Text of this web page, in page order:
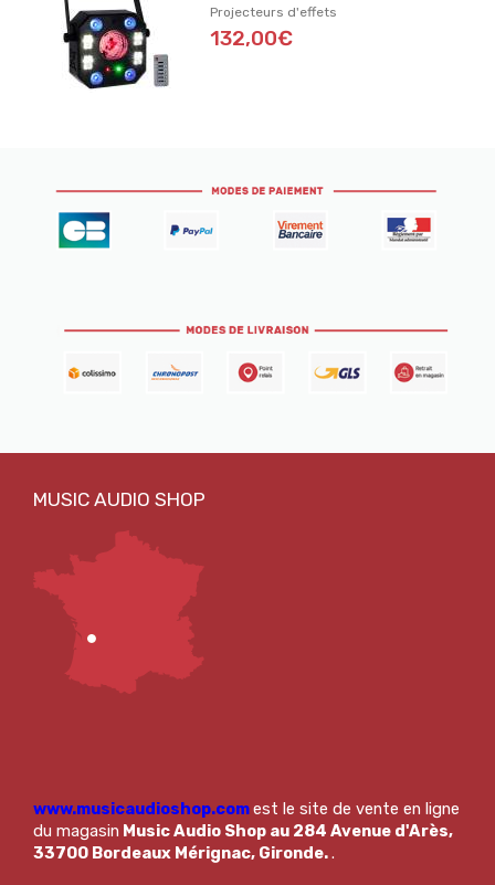
Projecteurs d'effets
132,00€
www.musicaudioshop.comest le site de vente en ligne
du magasin Music Audio Shop au 284 Avenue d'Arès,
33700 Bordeaux Mérignac, Gironde..